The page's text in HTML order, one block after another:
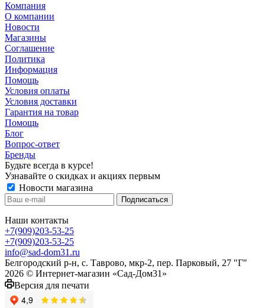
Компания
О компании
Новости
Магазины
Соглашение
Политика
Информация
Помощь
Условия оплаты
Условия доставки
Гарантия на товар
Помощь
Блог
Вопрос-ответ
Бренды
Будьте всегда в курсе!
Узнавайте о скидках и акциях первым
Новости магазина
Наши контакты
+7(909)203-53-25
+7(909)203-53-25
info@sad-dom31.ru
Белгородский р-н, с. Таврово, мкр-2, пер. Парковый, 27 "Г"
2026 © Интернет-магазин «Сад-Дом31»
Версия для печати